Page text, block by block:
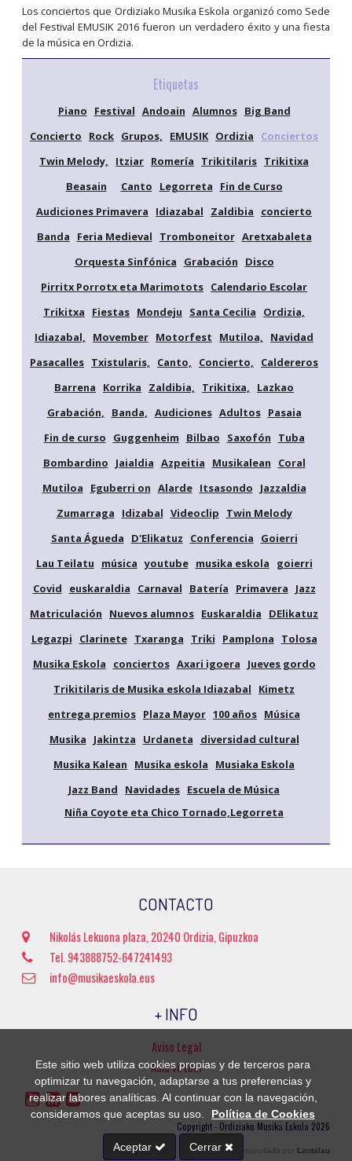
Los conciertos que Ordiziako Musika Eskola organizó como Sede
del Festival EMUSIK 2016 fueron un verdadero éxito y una fiesta
de la música en Ordizia.
Etiquetas
Piano Festival Andoain Alumnos Big Band
Concierto
Rock Grupos, EMUSIK Ordizia
Conciertos
Twin Melody,
Itziar Romería Trikitilaris Trikitixa
Beasain
Canto Legorreta
Fin de Curso
Audiciones Primavera
Idiazabal Zaldibia
concierto
Banda
Feria Medieval Tromboneitor Aretxabaleta
Orquesta Sinfónica
Grabación
Disco
Pirritx Porrotx eta Marimotots Calendario Escolar
Trikitxa
Fiestas Mondeju Santa Cecilia
Ordizia,
Idiazabal,
Movember Motorfest Mutiloa,
Navidad
Pasacalles Txistularis, Canto, Concierto,
Caldereros
Barrena
Korrika Zaldibia, Trikitixa,
Lazkao
Grabación,
Banda, Audiciones Adultos Pasaia
Fin de curso
Guggenheim Bilbao Saxofón
Tuba
Bombardino
Jaialdia Azpeitia Musikalean
Coral
Mutiloa
Eguberri on Alarde Itsasondo
Jazzaldia
Zumarraga
Idizabal Videoclip
Twin Melody
Santa Águeda
D'Elikatuz Conferencia
Goierri
Lau Teilatu
música youtube musika eskola
goierri
Covid
euskaraldia Carnaval Batería Primavera
Jazz
Matriculación
Nuevos alumnos Euskaraldia
DElikatuz
Legazpi
Clarinete Txaranga Triki Pamplona
Tolosa
Musika Eskola
conciertos Axari igoera
Jueves gordo
Trikitilaris de Musika eskola Idiazabal
Kimetz
entrega premios Plaza Mayor 100 años Música
Musika
Jakintza Urdaneta
diversidad cultural
Musika Kalean
Musika eskola
Musiaka Eskola
Jazz Band
Navidades Escuela de Música
Niña Coyote eta Chico Tornado,Legorreta
CONTACTO
Nikolás Lekuona plaza, 20240 Ordizia, Gipuzkoa
Tel. 943888752-647241493
info@musikaeskola.eus
+ INFO
Aviso Legal
Aula virtual
Copyright - Ordiziako Musika Eskola 2026
Página web desarrollada por Lantalau
Este sitio web utiliza cookies propias y de terceros para
optimizar tu navegación, adaptarse a tus preferencias y
realizar labores analíticas. Al continuar con la navegación,
consideramos que aceptas su uso.
Política de Cookies
Aceptar Cerrar